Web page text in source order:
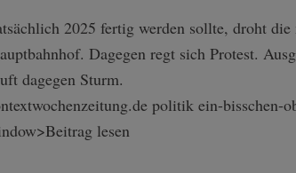
2025 fertig werden sollte, droht
Dagegen regt sich Protest.
dagegen Sturm.
politik ein-bisschen-
lesen